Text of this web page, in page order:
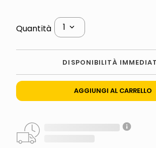
Quantità 1
DISPONIBILITÀ
AGGIUNGI AL CARRELLO